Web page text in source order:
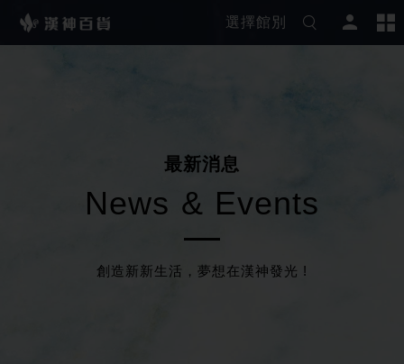
選擇館別
最新消息
News & Events
創造新新生活，夢想在漢神發光 !